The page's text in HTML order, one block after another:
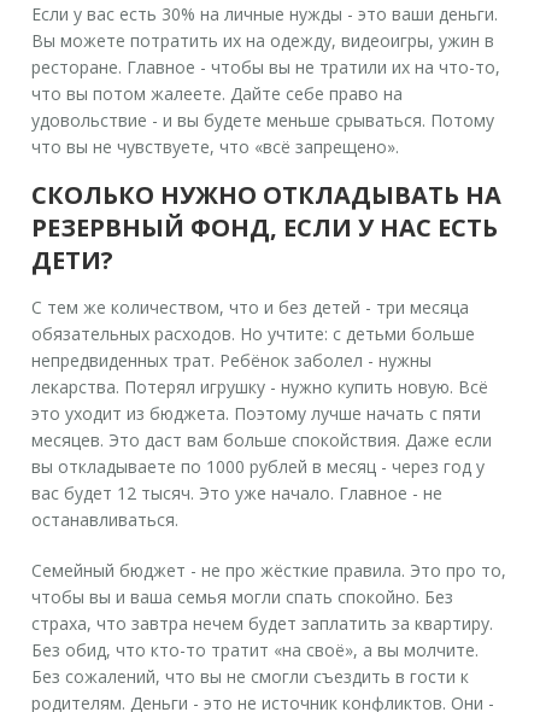
Если у вас есть 30% на личные нужды - это ваши деньги.
Вы можете потратить их на одежду, видеоигры, ужин в
ресторане. Главное - чтобы вы не тратили их на что-то,
что вы потом жалеете. Дайте себе право на
удовольствие - и вы будете меньше срываться. Потому
что вы не чувствуете, что «всё запрещено».
СКОЛЬКО НУЖНО ОТКЛАДЫВАТЬ НА
РЕЗЕРВНЫЙ ФОНД, ЕСЛИ У НАС ЕСТЬ
ДЕТИ?
С тем же количеством, что и без детей - три месяца
обязательных расходов. Но учтите: с детьми больше
непредвиденных трат. Ребёнок заболел - нужны
лекарства. Потерял игрушку - нужно купить новую. Всё
это уходит из бюджета. Поэтому лучше начать с пяти
месяцев. Это даст вам больше спокойствия. Даже если
вы откладываете по 1000 рублей в месяц - через год у
вас будет 12 тысяч. Это уже начало. Главное - не
останавливаться.
Семейный бюджет - не про жёсткие правила. Это про то,
чтобы вы и ваша семья могли спать спокойно. Без
страха, что завтра нечем будет заплатить за квартиру.
Без обид, что кто-то тратит «на своё», а вы молчите.
Без сожалений, что вы не смогли съездить в гости к
родителям. Деньги - это не источник конфликтов. Они -